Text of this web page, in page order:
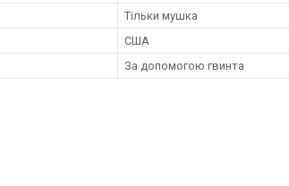
Тільки мушка
США
За допомогою гвинта